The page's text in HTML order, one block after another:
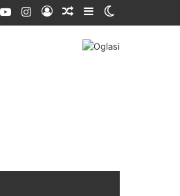
Sidebar
Random
Prijava
Instagram
YouTube